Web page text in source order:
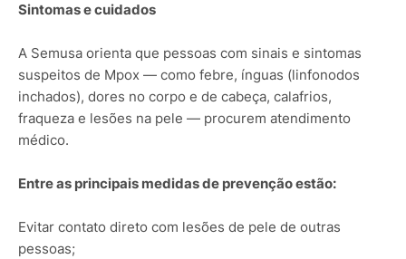
Sintomas e cuidados
A Semusa orienta que pessoas com sinais e sintomas
suspeitos de Mpox — como febre, ínguas (linfonodos
inchados), dores no corpo e de cabeça, calafrios,
fraqueza e lesões na pele — procurem atendimento
médico.
Entre as principais medidas de prevenção estão:
Evitar contato direto com lesões de pele de outras
pessoas;